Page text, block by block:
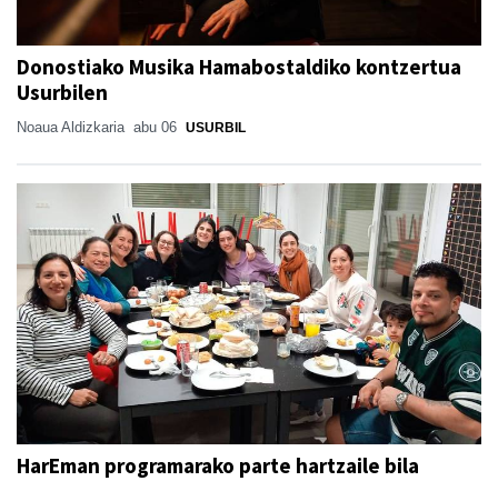
Donostiako Musika Hamabostaldiko kontzertua
Usurbilen
Noaua Aldizkaria abu 06 USURBIL
HarEman programarako parte hartzaile bila